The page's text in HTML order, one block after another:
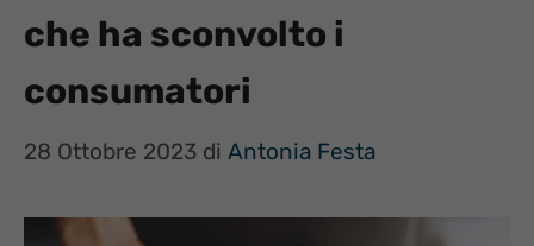
che ha sconvolto i
consumatori
28 Ottobre 2023 di Antonia Festa